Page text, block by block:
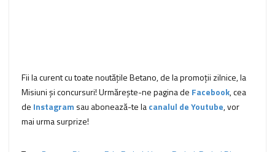
Fii la curent cu toate noutățile Betano, de la promoții zilnice, la
Misiuni și concursuri! Urmărește-ne pagina de Facebook, cea
de Instagram sau abonează-te lacanalul de Youtube, vor
mai urma surprize!